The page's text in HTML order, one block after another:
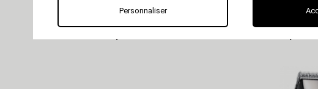
OPTIMUM
Tondeuse de toilettage pour chien
Tondeuse de
Personnaliser